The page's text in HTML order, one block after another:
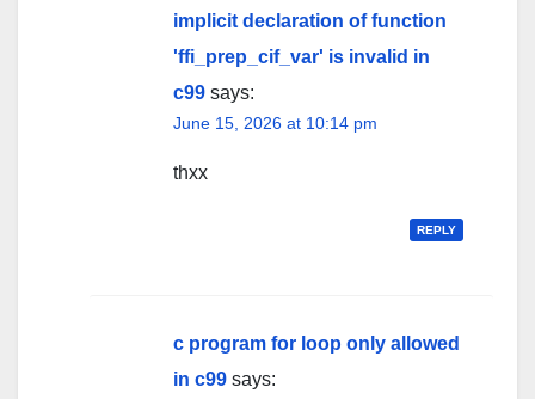
implicit declaration of function
'ffi_prep_cif_var' is invalid in
c99 says:
June 15, 2026 at 10:14 pm
thxx
REPLY
c program for loop only allowed
in c99 says: